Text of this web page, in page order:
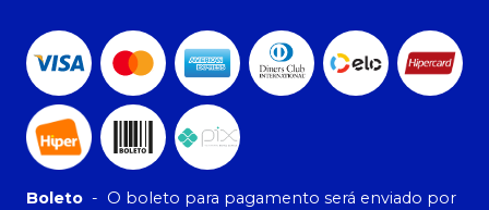
Boleto - O boleto para pagamento será enviado por